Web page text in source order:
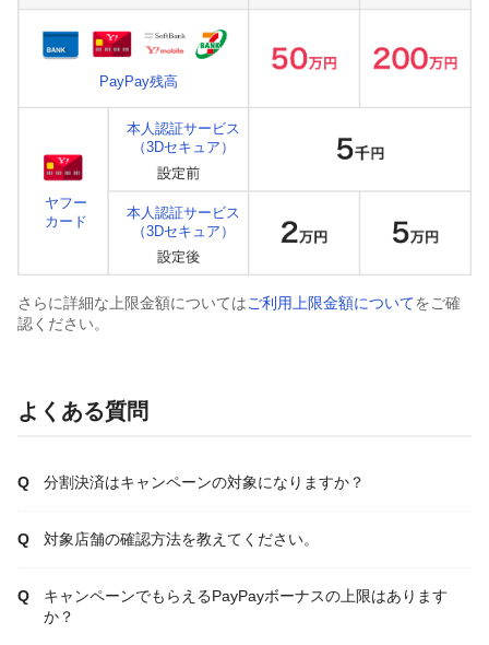
PayPay残高
ヤフー
カード
本人認証サービス
（3Dセキュア）
本人認証サービス
（3Dセキュア）
さらに詳細な上限金額についてはご利用上限金額についてをご確
認ください。
よくある質問
分割決済はキャンペーンの対象になりますか？
対象店舗の確認方法を教えてください。
キャンペーンでもらえるPayPayボーナスの上限はあります
か？